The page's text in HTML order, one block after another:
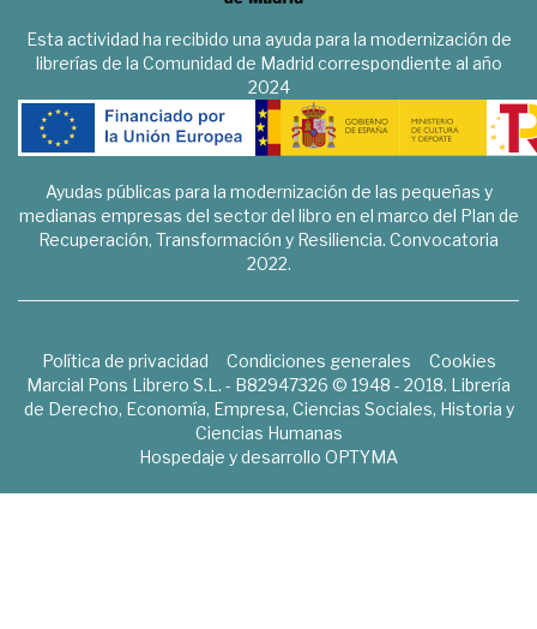
Esta actividad ha recibido una ayuda para la modernización de
librerías de la Comunidad de Madrid correspondiente al año
2024
Ayudas públicas para la modernización de las pequeñas y
medianas empresas del sector del libro en el marco del Plan de
Recuperación, Transformación y Resiliencia. Convocatoria
2022.
Política de privacidad Condiciones generales
Cookies
Marcial Pons Librero S.L. - B82947326 © 1948 - 2018. Librería
de Derecho, Economía, Empresa, Ciencias Sociales, Historia y
Ciencias Humanas
Hospedaje y desarrollo OPTYMA